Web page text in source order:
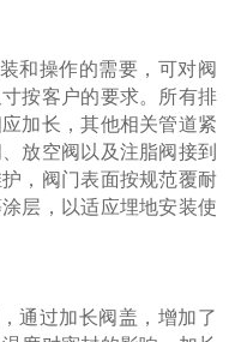
和操作的需要，可对阀
按客户的要求。所有排
加长，其他相关管道紧
放空阀以及注脂阀接到
，阀门表面按规范覆耐
层，以适应埋地安装使
通过加长阀盖，增加了